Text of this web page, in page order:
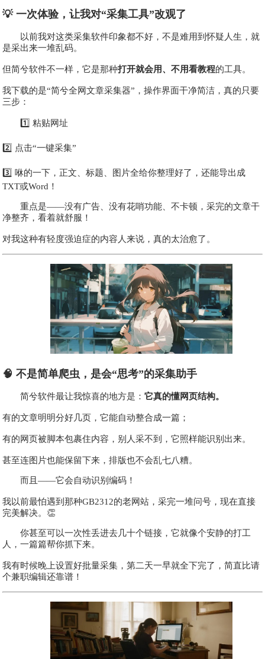
💡 一次体验，让我对“采集工具”改观了
以前我对这类采集软件印象都不好，不是难用到怀疑人生，就
是采出来一堆乱码。
但简兮软件不一样，它是那种打开就会用、不用看教程的工具。
我下载的是“简兮全网文章采集器”，操作界面干净简洁，真的只要
三步：
1️⃣ 粘贴网址
2️⃣ 点击“一键采集”
3️⃣ 咻的一下，正文、标题、图片全给你整理好了，还能导出成
TXT或Word！
重点是——没有广告、没有花哨功能、不卡顿，采完的文章干
净整齐，看着就舒服！
对我这种有轻度强迫症的内容人来说，真的太治愈了。
🧠 不是简单爬虫，是会“思考”的采集助手
简兮软件最让我惊喜的地方是：它真的懂网页结构。
有的文章明明分好几页，它能自动整合成一篇；
有的网页被脚本包裹住内容，别人采不到，它照样能识别出来。
甚至连图片也能保留下来，排版也不会乱七八糟。
而且——它会自动识别编码！
我以前最怕遇到那种GB2312的老网站，采完一堆问号，现在直接
完美解决。👏
你甚至可以一次性丢进去几十个链接，它就像个安静的打工
人，一篇篇帮你抓下来。
我有时候晚上设置好批量采集，第二天一早就全下完了，简直比请
个兼职编辑还靠谱！